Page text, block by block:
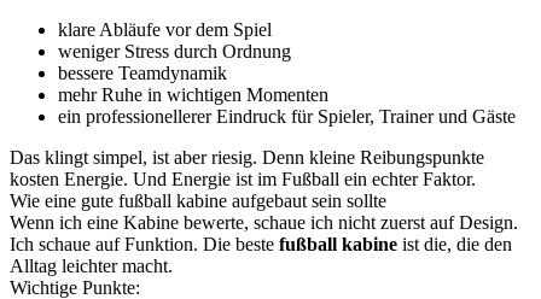
klare Abläufe vor dem Spiel
weniger Stress durch Ordnung
bessere Teamdynamik
mehr Ruhe in wichtigen Momenten
ein professionellerer Eindruck für Spieler, Trainer und Gäste
Das klingt simpel, ist aber riesig. Denn kleine Reibungspunkte
kosten Energie. Und Energie ist im Fußball ein echter Faktor.
Wie eine gute fußball kabine aufgebaut sein sollte
Wenn ich eine Kabine bewerte, schaue ich nicht zuerst auf Design.
Ich schaue auf Funktion. Die beste fußball kabine ist die, die den
Alltag leichter macht.
Wichtige Punkte: